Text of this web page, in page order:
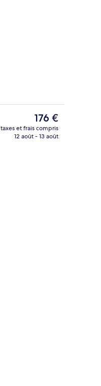
Le
prix
actuel
176 €
taxes et frais compris
12 août - 13 août